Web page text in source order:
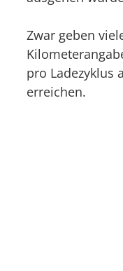
Zwar geben
pro Ladezyklus
erreichen.